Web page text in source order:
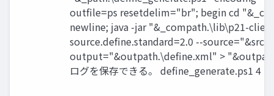
outfile=ps resetdelim="br"; begin cd
newline; java -jar "&_compath.\lib\p21-
source.define.standard=2.0 --
output="&outpath.\define.xml" >
ログを保存できる。 define_generate.ps1 4